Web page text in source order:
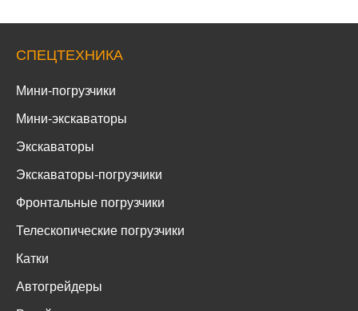
СПЕЦТЕХНИКА
Мини-погрузчики
Мини-экскаваторы
Экскаваторы
Экскаваторы-погрузчики
Фронтальные погрузчики
Телескопические погрузчики
Катки
Автогрейдеры